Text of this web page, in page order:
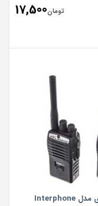
تومان17,500
بی سیم اسباب بازی مدل Interphone